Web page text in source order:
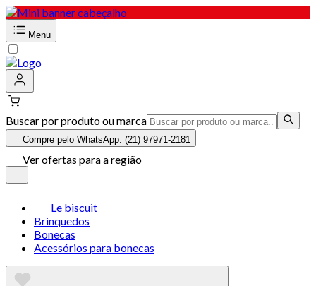
Menu
Buscar por produto ou marca
Compre pelo WhatsApp: (21) 97971-2181
Ver ofertas para a região
Le biscuit
Brinquedos
Bonecas
Acessórios para bonecas